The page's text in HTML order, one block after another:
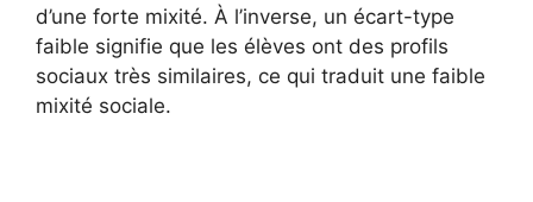
d’une forte mixité. À l’inverse, un écart-type
faible signifie que les élèves ont des profils
sociaux très similaires, ce qui traduit une faible
mixité sociale.